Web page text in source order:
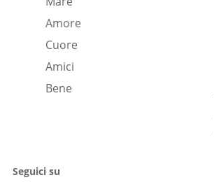
Amore
Cuore
Amici
Bene
Seguici su